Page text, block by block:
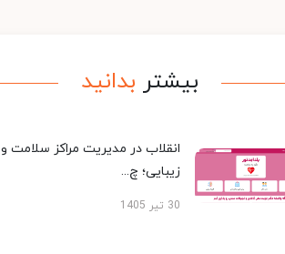
بیشتر بدانید
انقلاب در مدیریت مراکز سلامت و
زیبایی؛ چ...
30 تیر 1405